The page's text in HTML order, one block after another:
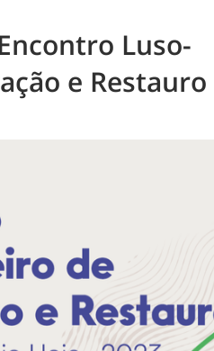
Luso-
e Restauro